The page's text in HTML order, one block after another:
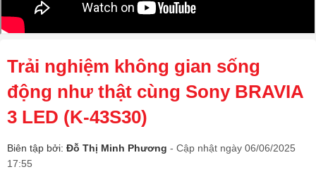
Trải nghiệm không gian sống
động như thật cùng Sony BRAVIA
3 LED (K-43S30)
Biên tập bởi: Đỗ Thị Minh Phương - Cập nhật ngày 06/06/2025
17:55